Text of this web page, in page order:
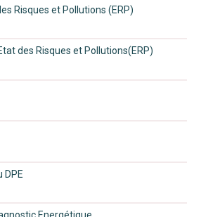
Risques et Pollutions (ERP)
des Risques et Pollutions(ERP)
DPE